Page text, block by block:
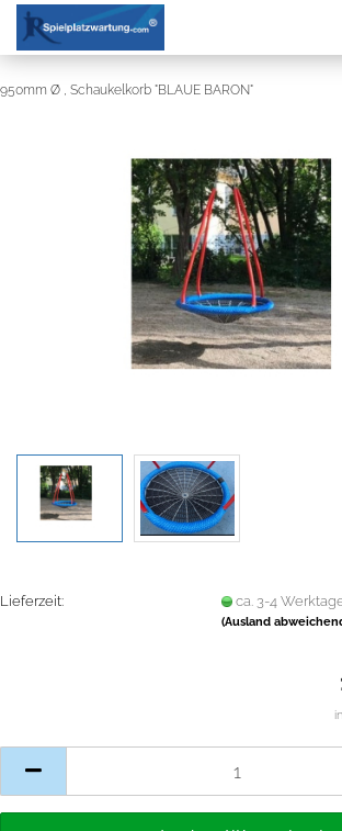
950mm Ø , Schaukelkorb "BLAUE BARON"
Lieferzeit: ca. 3-4
(Ausland